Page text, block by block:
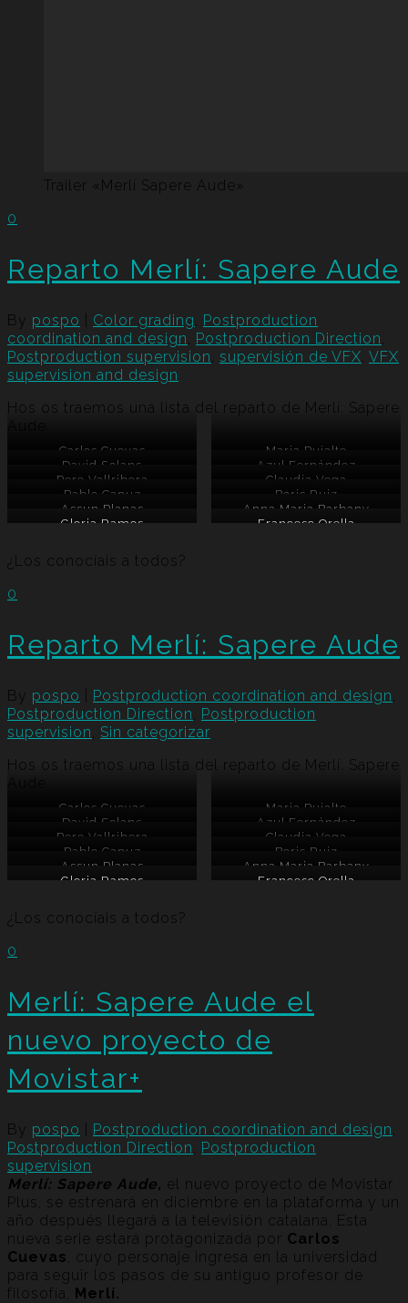
Trailer «Merlí Sapere Aude»
0
Reparto Merlí: Sapere Aude
By pospo Color grading, Postproduction
coordination and design, Postproduction Direction,
Postproduction supervision, supervisión de VFX, VFX
supervision and design
Hos os traemos una lista del reparto de Merlí: Sapere
Carlos Cuevas
Maria Pujalte
David Solans
Azul Fernández
Pere Vallribera
Claudia Vega
Pablo Capuz
Boris Ruiz
Assun Planas
Anna Maria Barbany
Gloria Ramos
Francesc Orella
¿Los conocíais a todos?
0
Reparto Merlí: Sapere Aude
By pospo Postproduction coordination and design,
Postproduction Direction, Postproduction
supervision, Sin categorizar
Hos os traemos una lista del reparto de Merlí: Sapere
Carlos Cuevas
Maria Pujalte
David Solans
Azul Fernández
Pere Vallribera
Claudia Vega
Pablo Capuz
Boris Ruiz
Assun Planas
Anna Maria Barbany
Gloria Ramos
Francesc Orella
¿Los conocíais a todos?
0
Merlí: Sapere Aude el
nuevo proyecto de
Movistar+
By pospo Postproduction coordination and design
Postproduction Direction
Postproduction
supervision
Merlí: Sapere Aude, el nuevo proyecto de Movistar
Plus, se estrenará en diciembre en la plataforma y un
año después llegará a la televisión catalana. Esta
nueva serie estará protagonizada por Carlos
Cuevas
, cuyo personaje ingresa en la universidad
para seguir los pasos de su antiguo profesor de
filosofía, Merlí.